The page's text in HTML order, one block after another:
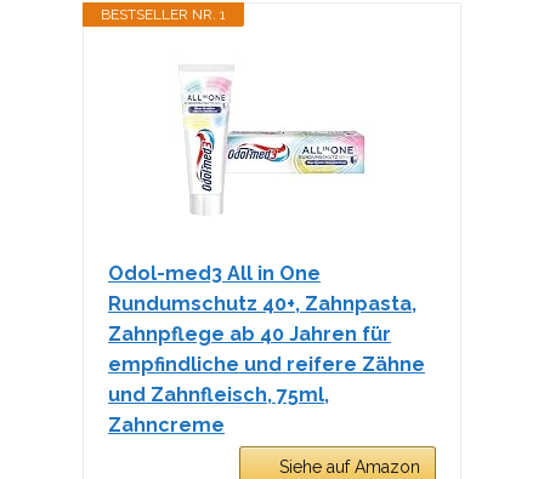
BESTSELLER NR. 1
Odol-med3 All in One
Rundumschutz 40+, Zahnpasta,
Zahnpflege ab 40 Jahren für
empfindliche und reifere Zähne
und Zahnfleisch, 75ml,
Zahncreme
Siehe auf Amazon